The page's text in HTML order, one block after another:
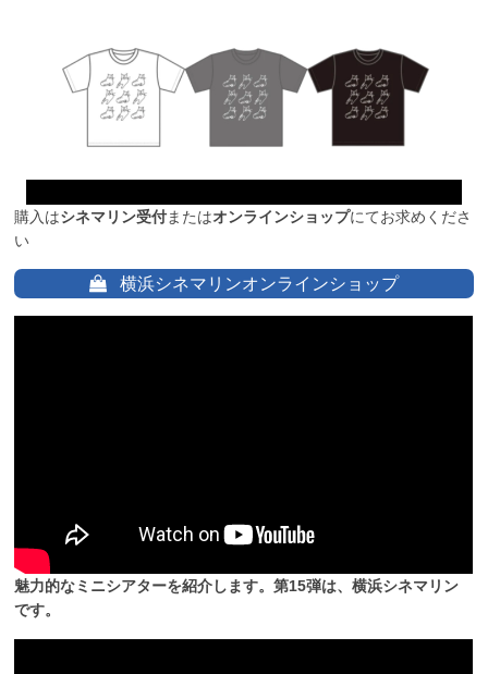
購入はシネマリン受付またはオンラインショップにてお求めくださ
い
横浜シネマリンオンラインショップ
魅力的なミニシアターを紹介します。第15弾は、横浜シネマリン
です。